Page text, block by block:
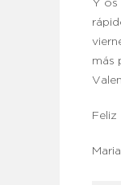
Y os
más
Feliz